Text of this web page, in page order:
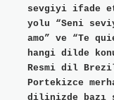
sevgiyi ifade
yolu “Seni
amo” ve “Te
hangi dilde
Resmi dil
Portekizce
dilinizde bazı